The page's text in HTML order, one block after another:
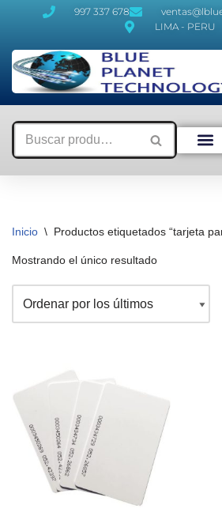
al
contenido
997 337 678
LIMA - PERU
Inicio \ Productos etiquetados “tarjeta
Mostrando el único resultado